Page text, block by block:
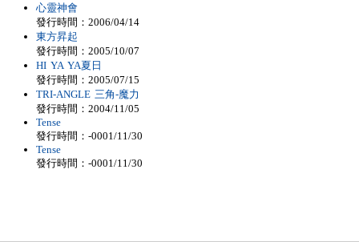
心靈神會
發行時間：2006/04/14
東方昇起
發行時間：2005/10/07
HI YA YA夏日
發行時間：2005/07/15
TRI-ANGLE 三角-魔力
發行時間：2004/11/05
Tense
發行時間：-0001/11/30
Tense
發行時間：-0001/11/30